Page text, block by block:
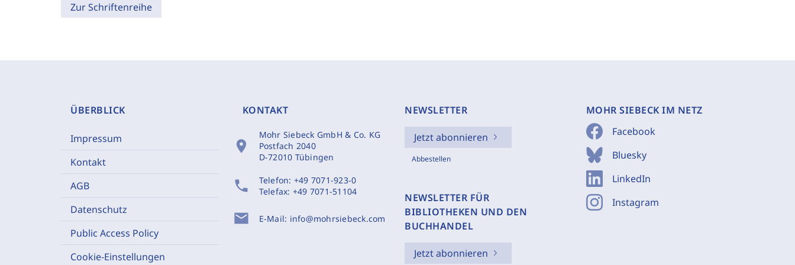
Zur Schriftenreihe
ÜBERBLICK
Impressum
Kontakt
AGB
Datenschutz
Public Access Policy
Cookie-Einstellungen
KONTAKT
location_on
Mohr Siebeck GmbH & Co. KG
Postfach 2040
D-72010 Tübingen
phone Telefon: +49 7071-923-0
Telefax: +49 7071-51104
mail E-Mail: info@mohrsiebeck.com
NEWSLETTER
Jetzt abonnieren
Abbestellen
NEWSLETTER FÜR
BIBLIOTHEKEN UND DEN
BUCHHANDEL
Jetzt abonnieren
MOHR SIEBECK IM NETZ
Facebook
Bluesky
LinkedIn
Instagram